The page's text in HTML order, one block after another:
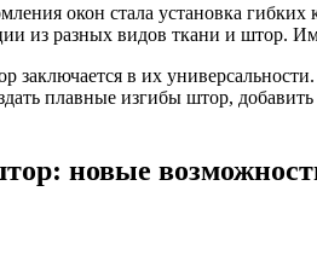
окон стала установка
из разных видов ткани и штор.
заключается в их
плавные изгибы штор,
новые